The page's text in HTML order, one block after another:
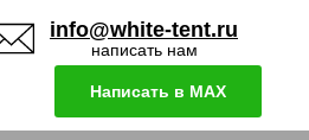
info@white-tent.ru
написать нам
Написать в MAX